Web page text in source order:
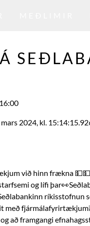
2024, kl.
við hinn frækna
og lífi
ríkisstofnun
með
að framgangi